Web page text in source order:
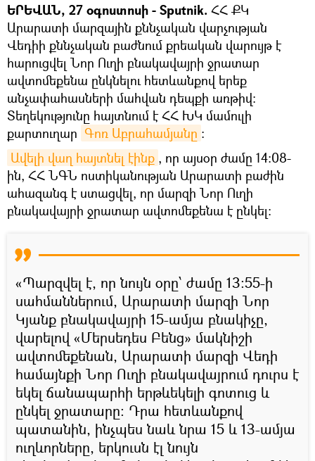
ԵՐԵՎԱՆ, 27 օգոստոսի - Sputnik. ՀՀ ՔԿ
Արարատի մարզային քննչական վարչության
Վեդիի քննչական բաժնում քրեական վարույթ է
հարուցվել Նոր Ուղի բնակավայրի ջրատար
ավտոմեքենա ընկնելու հետևանքով երեք
անչափահասների մահվան դեպքի առթիվ։
Տեղեկությունը հայտնում է ՀՀ ԽԿ մամուլի
քարտուղար Գոռ Աբրահամյանը ։
Ավելի վաղ հայտնել էինք , որ այսօր ժամը 14:08-
ին, ՀՀ ՆԳՆ ոստիկանության Արարատի բաժին
ահազանգ է ստացվել, որ մարզի Նոր Ուղի
բնակավայրի ջրատար ավտոմեքենա է ընկել։
«Պարզվել է, որ նույն օրը՝ ժամը 13:55-ի
սահմաններում, Արարատի մարզի Նոր
Կյանք բնակավայրի 15-ամյա բնակիչը,
վարելով «Մերսեդես Բենց» մակնիշի
ավտոմեքենան, Արարատի մարզի Վեդի
համայնքի Նոր Ուղի բնակավայրում դուրս է
եկել ճանապարհի երթևեկելի գոտուց և
ընկել ջրատարը: Դրա հետևանքով
պատանին, ինչպես նաև նրա 15 և 13-ամյա
ուղևորները, երկուսն էլ նույն